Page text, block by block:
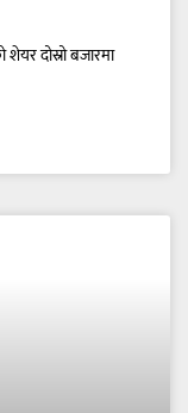
दोस्रो बजारमा